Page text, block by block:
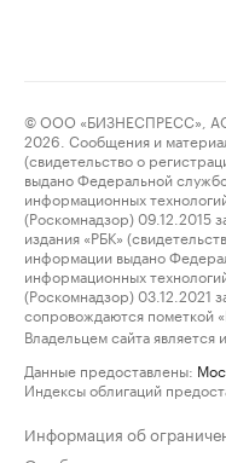
© ООО «БИЗНЕСПРЕСС»,
2026. Сообщения и
(свидетельство о
выдано Федеральной
информационных
(Роскомнадзор)
издания «РБК»
информации выдано
информационных
(Роскомнадзор)
сопровождаются пометкой
Владельцем сайта является
Данные предоставлены:
Индексы облигаций
Информация об